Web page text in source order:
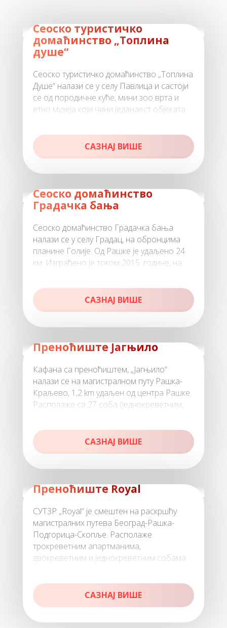
Сеоско туристичко
домаћинство „Топлина
душе“
Сеоско туристичко домаћинство „Топлина
Душе“ налази се у селу Павлица и састоји
се од породичне куће, мини зоо врта и
етно музеја који чини једанаест објеката
САЗНАЈ ВИШЕ
Сеоско домаћинство
Градачка бања
Сеоско домаћинство Градачка бања
налази се у селу Градац, на обронцима
планине Голије. Од Рашке је удаљено 24
км. Изграђено је током 2015. године, на
САЗНАЈ ВИШЕ
Преноћиште Јагњило
Кафана са преноћиштем, „Јагњило“
налази се на магистралном путу Рашка-
Краљево, 1,2 km удаљен од центра Рашке.
Располаже са 27 соба (једнокреветним,
САЗНАЈ ВИШЕ
Преноћиште Royal
СУТЗР „Royal“ је смештен на раскршћу
магистралних путева Београд-Рашка-
Подгорица-Скопље. Располаже
трокреветним апартманима,
двокреветним и једнокреветним собама.
САЗНАЈ ВИШЕ